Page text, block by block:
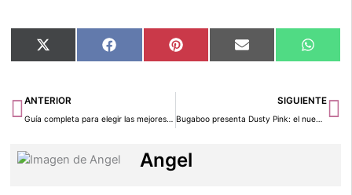
Compartir
en
X
(Twitter)
Compartir
en
Facebook Compartir
en
Pinterest Compartir
en
Email
en
Ant
ANTERIOR
Guía completa para elegir las mejores carriolas
SIGUIENTE
Bugaboo presenta Dusty Pink: el nuevo color queda la bienvenida a la primavera
Angel